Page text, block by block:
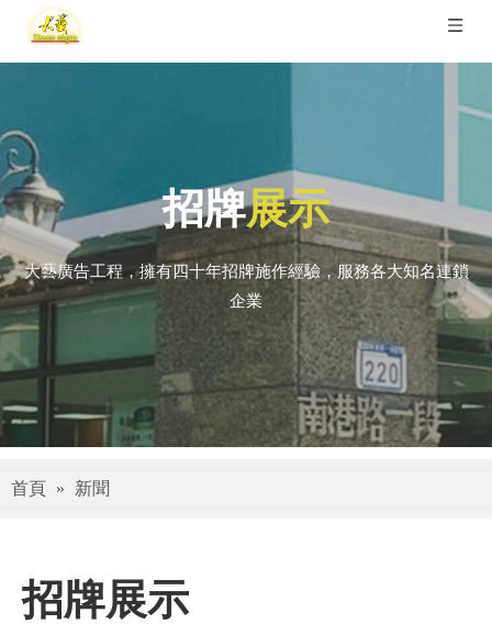
招牌展示
大藝廣告工程，擁有四十年招牌施作經驗，服務各大知名連鎖
企業
首頁 » 新聞
招牌展示